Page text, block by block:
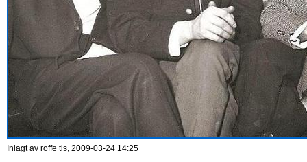
Inlagt av roffe tis, 2009-03-24 14:25